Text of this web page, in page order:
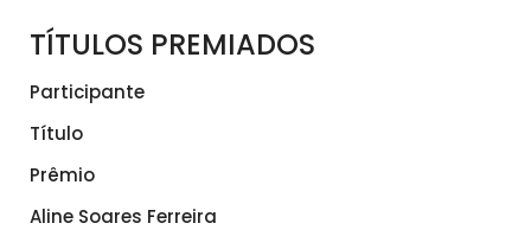
TÍTULOS PREMIADOS
Participante
Título
Prêmio
Aline Soares Ferreira